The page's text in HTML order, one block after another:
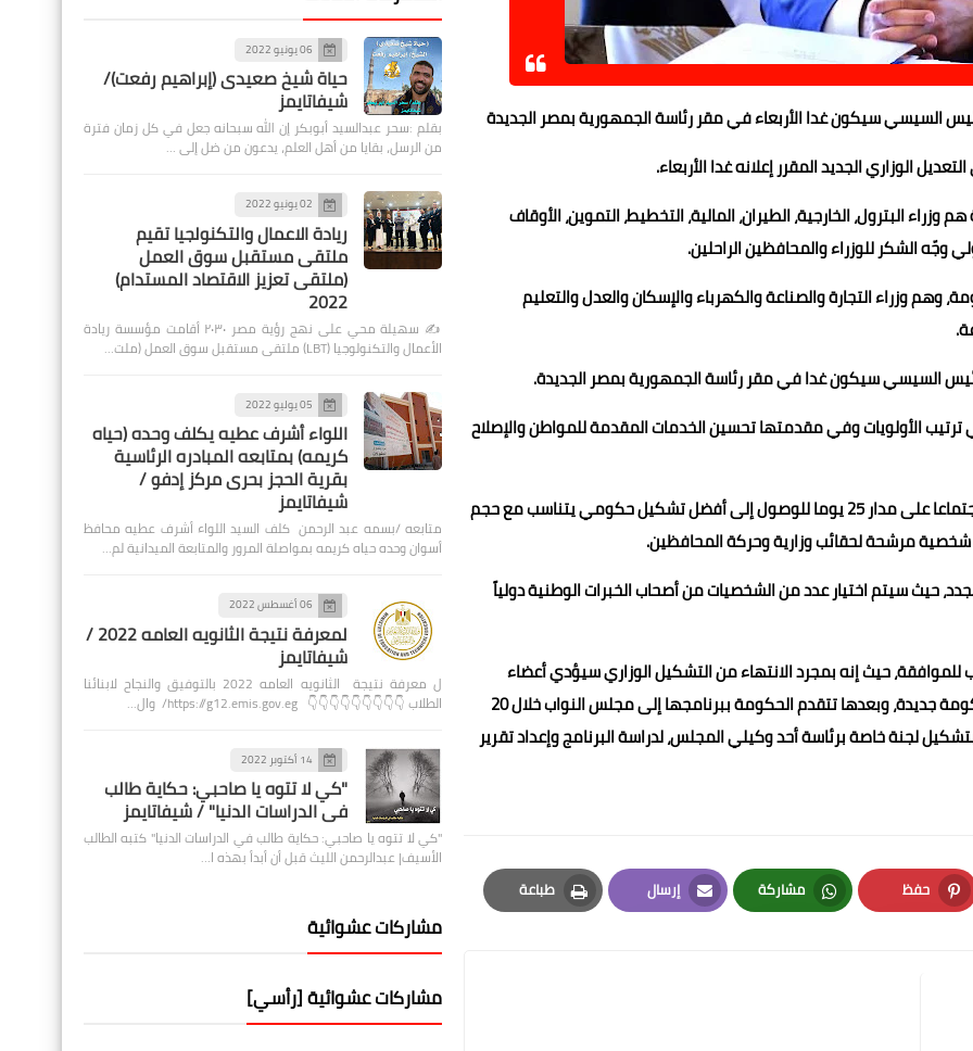
السيسي سيكون غدا الأربعاء في مقر رئاسة الجمهورية بمصر الجديدة
الوزاري الجديد المقرر إعلانه غدا الأربعاء.
البترول، الخارجية، الطيران، المالية، التخطيط، التموين، الأوقاف
الشكر للوزراء والمحافظين الراحلين.
وهم وزراء التجارة والصناعة والكهرباء والإسكان والعدل والتعليم
السيسي سيكون غدا في مقر رئاسة الجمهورية بمصر الجديدة.
الأولويات وفي مقدمتها تحسين الخدمات المقدمة للمواطن والإصلاح
هذا وقد اجري رئيس الوزراء المُكلف أجرى أكثر من 65 لقاء واجتماعا على مدار 25 يوما للوصول إلى أفضل تشكيل حكومي يتناسب مع حجم
حيث سيتم اختيار عدد من الشخصيات من أصحاب الخبرات الوطنية دولياً
حيث إنه بمجرد الانتهاء من التشكيل الوزاري سيؤدي أعضاء
الحكومة اليمين الدستورية أمام الرئيس السيسي أولاً لأنها حكومة جديدة، وبعدها تتقدم الحكومة ببرنامجها إلى مجلس النواب خلال 20
لجنة خاصة برئاسة أحد وكيلي المجلس، لدراسة البرنامج وإعداد تقرير
حفظ
Pinterest
مشاركة
Whatsapp
إرسال
Email
طباعة
Print
06 يونيو 2022
حياة شيخ صعيدى (إبراهيم رفعت)/
شيفاتايمز
بقلم :سحر عبدالسيد أبوبكر إن الله سبحانه جعل في كل زمان فترة
من الرسل، بقايا من أهل العلم، يدعون من ضل إلى …
02 يونيو 2022
ريادة الاعمال والتكنولجيا تقيم
ملتقى مستقبل سوق العمل
(ملتقى تعزيز الاقتصاد المستدام)
2022
✍️ سهيلة محي على نهج رؤية مصر ٢٠٣٠ أقامت مؤسسة ريادة
الأعمال والتكنولوجيا (LBT) ملتقى مستقبل سوق العمل (ملت…
05 يوليو 2022
اللواء أشرف عطيه يكلف وحده (حياه
كريمه) بمتابعه المبادره الرئاسية
بقرية الحجز بحرى مركز إدفو /
شيفاتايمز
متابعه /بسمه عبد الرحمن كلف السيد اللواء أشرف عطيه محافظ
أسوان وحده حياه كريمه بمواصلة المرور والمتابعة الميدانية لم…
06 أغسطس 2022
لمعرفة نتيجة الثانويه العامه 2022 /
شيفاتايمز
ل معرفة نتيجة الثانويه العامه 2022 بالتوفيق والنجاح لابنائنا
الطلاب 👇👇👇👇👇👇👇👇👇 https://g12.emis.gov.eg/ وال…
14 أكتوبر 2022
"كي لا تتوه يا صاحبي: حكاية طالب
في الدراسات الدنيا" / شيفاتايمز
"كي لا تتوه يا صاحبي: حكاية طالب في الدراسات الدنيا" كتبه الطالب
الأسيف| عبدالرحمن الليث قبل أن أبدأ بهذه ا…
مشاركات عشوائية
مشاركات عشوائية [رأسي]